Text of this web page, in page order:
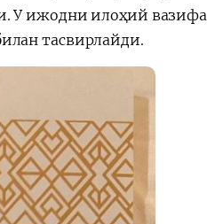
У ижодни илоҳий вазифа
тасвирлайди.